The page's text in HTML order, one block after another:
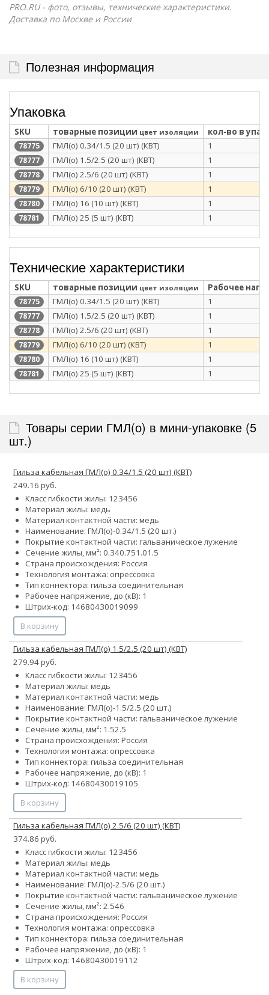
PRO.RU - фото, отзывы, технические характеристики.
Доставка по Москве и России
Полезная информация
Упаковка
SKU товарные позиции цвет изоляции кол-во в
78775 ГМЛ(о) 0.34/1.5 (20 шт) (КВТ) 1
78777 ГМЛ(о) 1.5/2.5 (20 шт) (КВТ) 1
78778 ГМЛ(о) 2.5/6 (20 шт) (КВТ) 1
78779 ГМЛ(о) 6/10 (20 шт) (КВТ) 1
78780 ГМЛ(о) 16 (10 шт) (КВТ) 1
78781 ГМЛ(о) 25 (5 шт) (КВТ) 1
Технические характеристики
SKU товарные позиции цвет изоляции Рабочее
78775 ГМЛ(о) 0.34/1.5 (20 шт) (КВТ) 1
78777 ГМЛ(о) 1.5/2.5 (20 шт) (КВТ) 1
78778 ГМЛ(о) 2.5/6 (20 шт) (КВТ) 1
78779 ГМЛ(о) 6/10 (20 шт) (КВТ) 1
78780 ГМЛ(о) 16 (10 шт) (КВТ) 1
78781 ГМЛ(о) 25 (5 шт) (КВТ) 1
Товары серии ГМЛ(о) в мини-упаковке (5
шт.)
Гильза кабельная ГМЛ(о) 0.34/1.5 (20 шт) (КВТ)
249.16 руб.
Класс гибкости жилы: 123456
Материал жилы: медь
Материал контактной части: медь
Наименование: ГМЛ(о)-0.34/1.5 (20 шт.)
Покрытие контактной части: гальваническое лужение
Сечение жилы, мм²: 0.340.751.01.5
Страна происхождения: Россия
Технология монтажа: опрессовка
Тип коннектора: гильза соединительная
Рабочее напряжение, до (кВ): 1
Штрих-код: 14680430019099
В корзину
Гильза кабельная ГМЛ(о) 1.5/2.5 (20 шт) (КВТ)
279.94 руб.
Класс гибкости жилы: 123456
Материал жилы: медь
Материал контактной части: медь
Наименование: ГМЛ(о)-1.5/2.5 (20 шт.)
Покрытие контактной части: гальваническое лужение
Сечение жилы, мм²: 1.52.5
Страна происхождения: Россия
Технология монтажа: опрессовка
Тип коннектора: гильза соединительная
Рабочее напряжение, до (кВ): 1
Штрих-код: 14680430019105
В корзину
Гильза кабельная ГМЛ(о) 2.5/6 (20 шт) (КВТ)
374.86 руб.
Класс гибкости жилы: 123456
Материал жилы: медь
Материал контактной части: медь
Наименование: ГМЛ(о)-2.5/6 (20 шт.)
Покрытие контактной части: гальваническое лужение
Сечение жилы, мм²: 2.546
Страна происхождения: Россия
Технология монтажа: опрессовка
Тип коннектора: гильза соединительная
Рабочее напряжение, до (кВ): 1
Штрих-код: 14680430019112
В корзину